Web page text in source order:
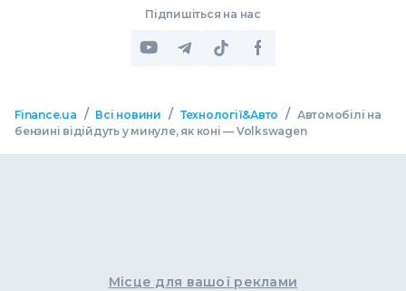
Підпишіться на нас
Finance.ua / Всі новини / Технології&Авто / Автомобілі на
бензині відійдуть у минуле, як коні — Volkswagen
Місце для вашої реклами